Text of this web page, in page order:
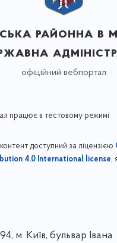
районна в
офіційний вебпортал
працює в тестовому режимі
доступний за ліцензією
4.0 International license,
м. Київ, бульвар Івана